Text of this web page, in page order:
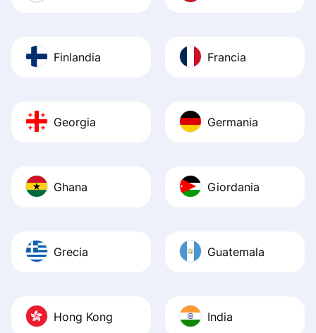
Finlandia Francia
Georgia Germania
Ghana Giordania
Grecia Guatemala
Hong Kong India